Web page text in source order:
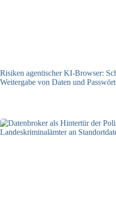
Risiken agentischer KI-Browser:
Weitergabe von Daten und